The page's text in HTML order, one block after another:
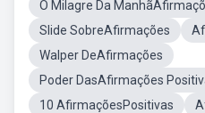
O Milagre Da
Slide SobreAfirmações
Walper DeAfirmações
Poder DasAfirmações
10 AfirmaçõesPositivas